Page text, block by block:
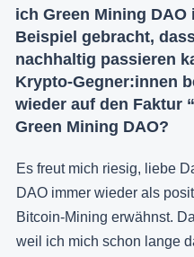
ich Green Mining DAO
Beispiel gebracht,
nachhaltig passieren
Krypto-Gegner:innen
wieder auf den Faktur
Green Mining DAO?
Es freut mich riesig, liebe
DAO immer wieder als
Bitcoin-Mining erwähnst.
weil ich mich schon lange